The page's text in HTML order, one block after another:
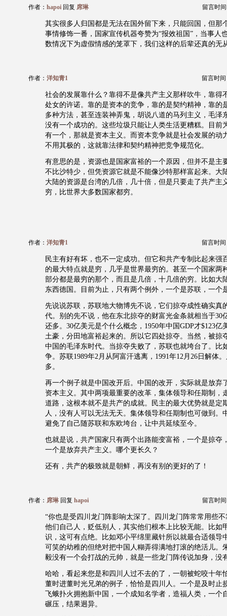
作者： hapoi 回复 席琳 留言时间
其实很多人归国都是无法在国外留下来，只能回国，但那
事情修饰一番，国家宣传机器夸赞为“报效祖国”，当事人
数情况下为虚假情感的笼罩下，我们这样的后辈还真的无
作者： 洋知青1 留言时间
社会的发展靠什么？靠得不是像共产主义那样吹牛，靠得
处女的许诺。靠的是资本的竞争，靠的是契约精神，靠的
多种方法，甚至连装神弄鬼，胡说八道的马列主义，毛泽
没有一个成功的。这些垃圾只能让人类生活更糟糕。目前
有一个，那就是资本主义。而资本竞争就是社会发展的动
不用其极的，这就靠法律和契约精神把竞争规范化。
有意思的是，资源也是国家富裕的一个原因，但并不是主
不比沙特少，但凭资源它就是不能像沙特那样富起来。大
大陆的资源是台湾的几倍，几十倍，但是只要走了共产主
穷，比世界大多数国家都穷。
作者： 洋知青1 留言时间
民主有好有坏，也不一定成功。但它和共产专制比起来强
的最大特点就是穷，几乎是世界最穷的。甚至一个国家两
部分都是最穷的那个，而且是几倍，十几倍的穷。比如大
东西德国。目前为止，只有两个例外，一个是苏联，一个
先说说苏联，苏联地大物博先不说，它们掠夺成性确实真
代。别的先不说，他在东北掠夺的财富光金条就相当于30
还多。30亿美元是个什么概念，1950年中国GDP才$123亿
土豪，分田地富裕起来的。所以它四处掠夺。当然，被掠
中国的毛泽东时代。当掠夺失败了，苏联也就垮台了。比
争。苏联1989年2月从阿富汗逃离，1991年12月26日解体
多。
再一个例子就是中国改开后。中国的改开，实际就是放弃
资本主义。其中两项最重要的改革，集体领导和任期制，
道路，这根本就不是共产的成就。民主的最大优势就是定
人，没有人可以无法无天。集体领导和任期制也可做到。
避免了自己随苏联和东欧垮台，让中共延续至今。
也就是说，共产国家只有两个出路能变富裕，一个是掠夺
一个是放弃共产主义。哪个更长久？
还有，共产的极致就是朝鲜，再没有别的更好的了！
作者： 席琳 回复 hapoi 留言时间
“你也是受四川龙门阵影响太深了。四川龙门阵常常用些
他们自己人，贬低别人，其实他们根本上比较无能。比如
识，这可有点绝。比如邓小平绵里藏针所以就最合适领导
可笑的幼稚的但绝对把中国人糊弄得满地打滚的绝活儿。
毅没有一个会打战的元帅，就是一些龙门阵传说加身，没
哈哈，看起来您是和四川人过不去的了，一朝被蛇咬十年
董时进董时光兄弟的例子，恰恰是四川人。一个是及时止
飞蛾扑火拥抱新中国，一个成知名学者，造福人类，一个
碾压，结果迥异。